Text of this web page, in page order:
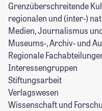
Grenzüberschreitende
regionalen und (inter-)
Medien, Journalismus
Museums-, Archiv- und
Regionale
Interessengruppen
Stiftungsarbeit
Verlagswesen
Wissenschaft und